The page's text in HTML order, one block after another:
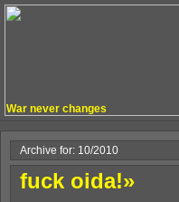
War never changes
Archive for: 10/2010
fuck oida!»